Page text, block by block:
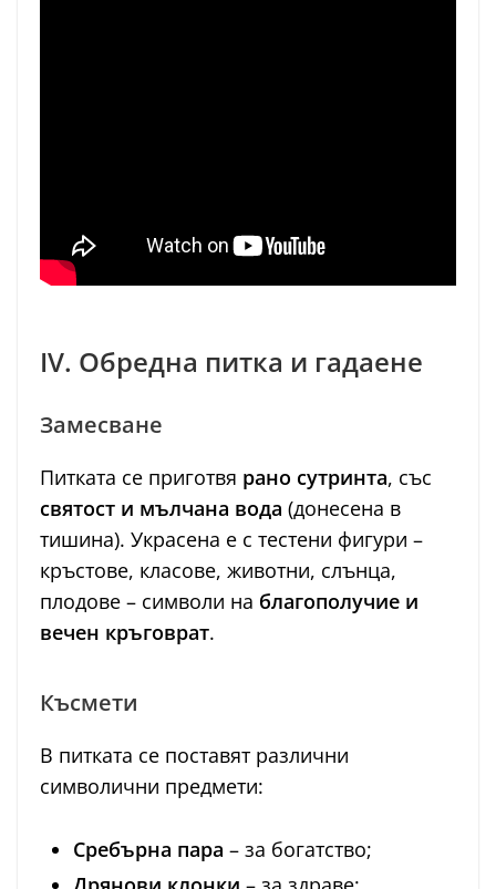
IV. Обредна питка и гадаене
Замесване
Питката се приготвя рано сутринта, със
святост и мълчана вода (донесена в
тишина). Украсена е с тестени фигури –
кръстове, класове, животни, слънца,
плодове – символи на благополучие и
вечен кръговрат.
Късмети
В питката се поставят различни
символични предмети:
Сребърна пара – за богатство;